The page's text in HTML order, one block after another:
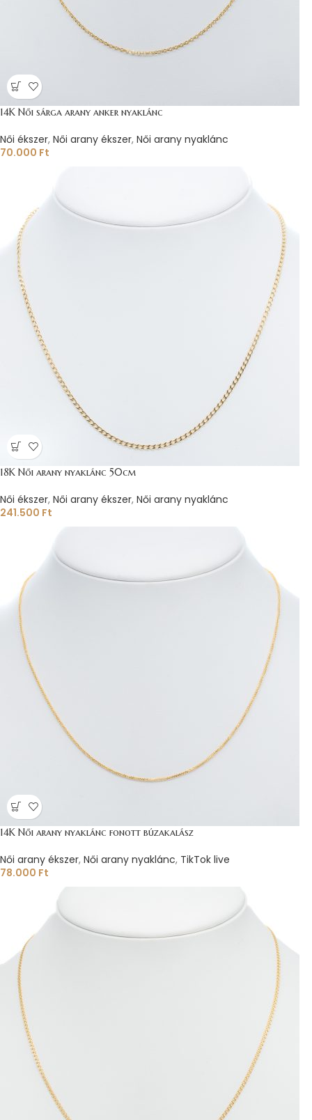
14K Női sárga arany anker nyaklánc
Női ékszer, Női arany ékszer, Női arany nyaklánc
70.000 Ft
18K Női arany nyaklánc 50cm
Női ékszer, Női arany ékszer, Női arany nyaklánc
241.500 Ft
14K Női arany nyaklánc fonott búzakalász
Női arany ékszer, Női arany nyaklánc, TikTok live
78.000 Ft